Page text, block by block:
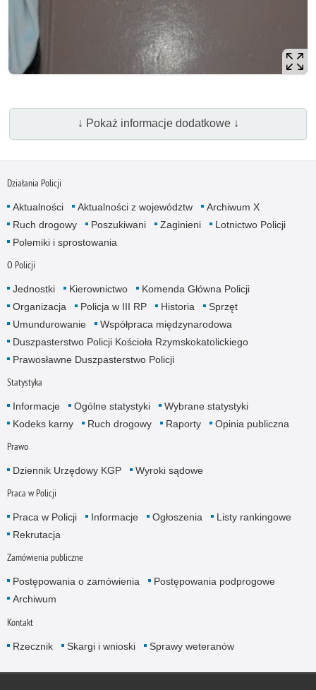
↓ Pokaż informacje dodatkowe ↓
Działania Policji
Aktualności Aktualności z województw
Archiwum X
Ruch drogowy
Poszukiwani Zaginieni
Lotnictwo Policji
Polemiki i sprostowania
O Policji
Jednostki Kierownictwo
Komenda Główna Policji
Organizacja
Policja w III RP Historia
Sprzęt
Umundurowanie
Współpraca międzynarodowa
Duszpasterstwo Policji Kościoła Rzymskokatolickiego
Prawosławne Duszpasterstwo Policji
Statystyka
Informacje Ogólne statystyki
Wybrane statystyki
Kodeks karny
Ruch drogowy Raporty Opinia publiczna
Prawo
Dziennik Urzędowy KGP Wyroki sądowe
Praca w Policji
Praca w Policji Informacje Ogłoszenia
Listy rankingowe
Rekrutacja
Zamówienia publiczne
Postępowania o zamówienia
Postępowania podprogowe
Archiwum
Kontakt
Rzecznik Skargi i wnioski Sprawy weteranów